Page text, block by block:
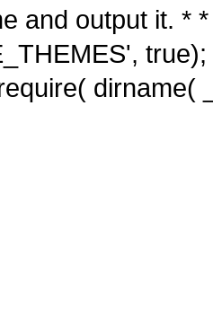
and output it. *
dirname(